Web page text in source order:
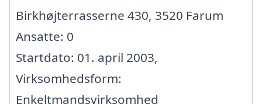
Birkhøjterrasserne 430, 3520 Farum
Ansatte: 0
Startdato: 01. april 2003,
Virksomhedsform:
Enkeltmandsvirksomhed